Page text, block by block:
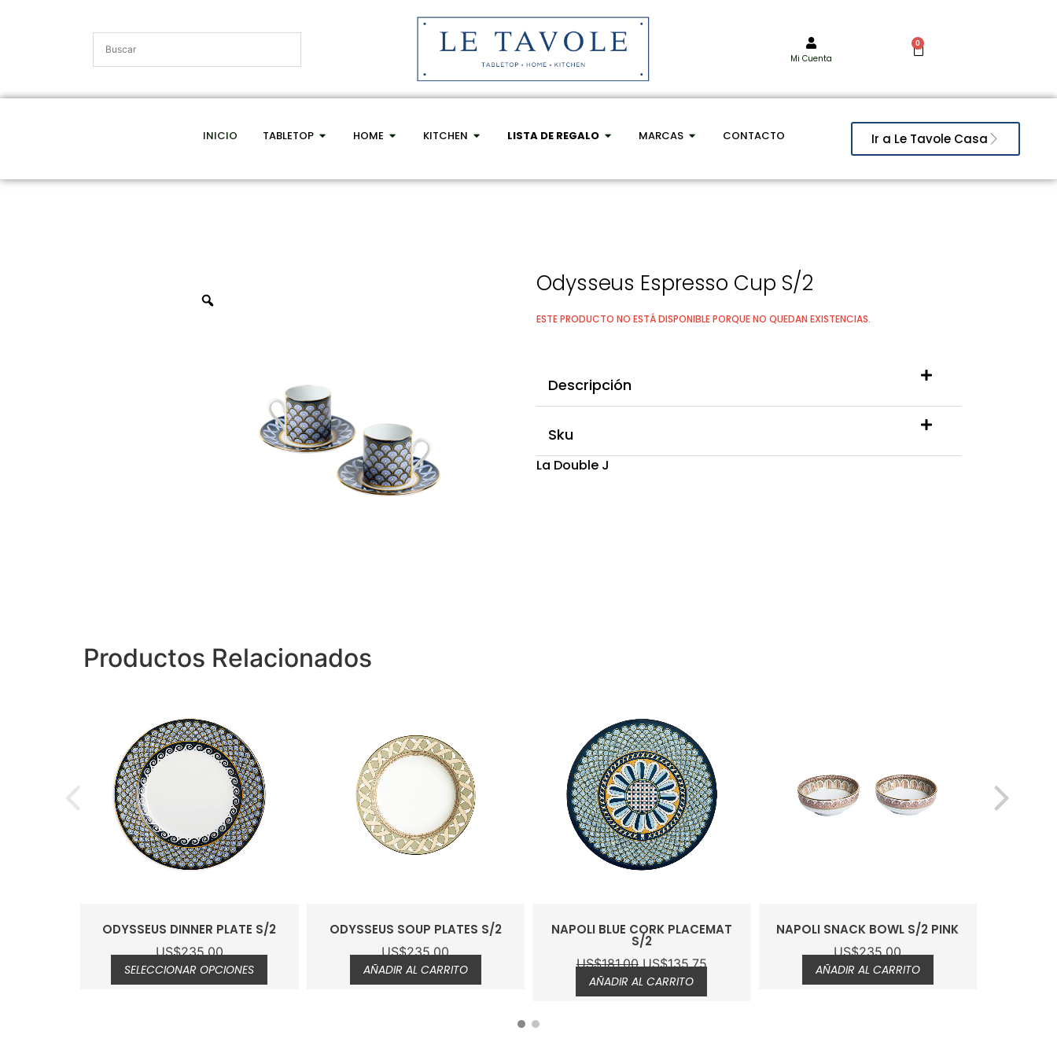
Mi Cuenta
0
INICIO TABLETOP HOME KITCHEN LISTA DE REGALO MARCAS CONTACTO Ir a Le Tavole Casa
Odysseus Espresso Cup S/2
ESTE PRODUCTO NO ESTÁ DISPONIBLE PORQUE NO QUEDAN EXISTENCIAS.
Descripción
Sku
La Double J
Productos Relacionados
ODYSSEUS DINNER PLATE S/2
US$235.00
SELECCIONAR OPCIONES
ODYSSEUS SOUP PLATES S/2
US$235.00
AÑADIR AL CARRITO
NAPOLI BLUE CORK PLACEMAT
S/2
US$181.00 US$135.75
AÑADIR AL CARRITO
NAPOLI SNACK BOWL S/2 PINK
US$235.00
AÑADIR AL CARRITO